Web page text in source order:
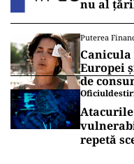
POLITICĂ
Cum a
piardă
POLITICĂ
AUR și-a
liniștit